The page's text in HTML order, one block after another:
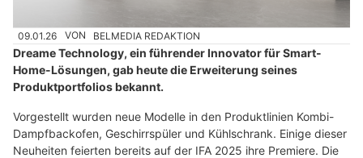
09.01.26 VON BELMEDIA REDAKTION
Dreame Technology, ein führender Innovator für Smart-
Home-Lösungen, gab heute die Erweiterung seines
Produktportfolios bekannt.
Vorgestellt wurden neue Modelle in den Produktlinien Kombi-
Dampfbackofen, Geschirrspüler und Kühlschrank. Einige dieser
Neuheiten feierten bereits auf der IFA 2025 ihre Premiere. Die